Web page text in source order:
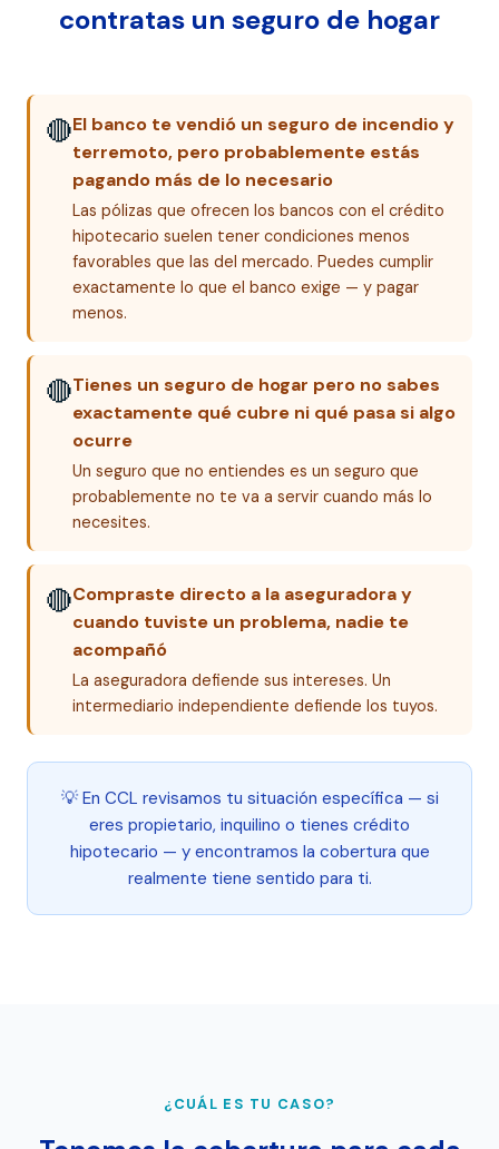
contratas un seguro de hogar
🔴El banco te vendió un seguro de incendio y
terremoto, pero probablemente estás
pagando más de lo necesario
Las pólizas que ofrecen los bancos con el crédito
hipotecario suelen tener condiciones menos
favorables que las del mercado. Puedes cumplir
exactamente lo que el banco exige — y pagar
menos.
🔴Tienes un seguro de hogar pero no sabes
exactamente qué cubre ni qué pasa si algo
ocurre
Un seguro que no entiendes es un seguro que
probablemente no te va a servir cuando más lo
necesites.
🔴Compraste directo a la aseguradora y
cuando tuviste un problema, nadie te
acompañó
La aseguradora defiende sus intereses. Un
intermediario independiente defiende los tuyos.
💡 En CCL revisamos tu situación específica — si
eres propietario, inquilino o tienes crédito
hipotecario — y encontramos la cobertura que
realmente tiene sentido para ti.
¿CUÁL ES TU CASO?